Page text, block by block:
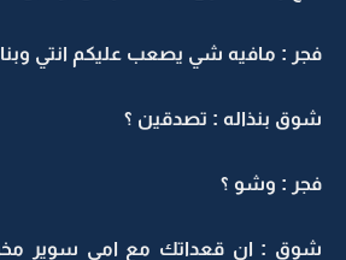
فجر : مافيه شي يصعب عليكم انتي
شوق بنذاله : تصدقين ؟
فجر : وشو ؟
شوق : ان قعداتك مع امي سوير